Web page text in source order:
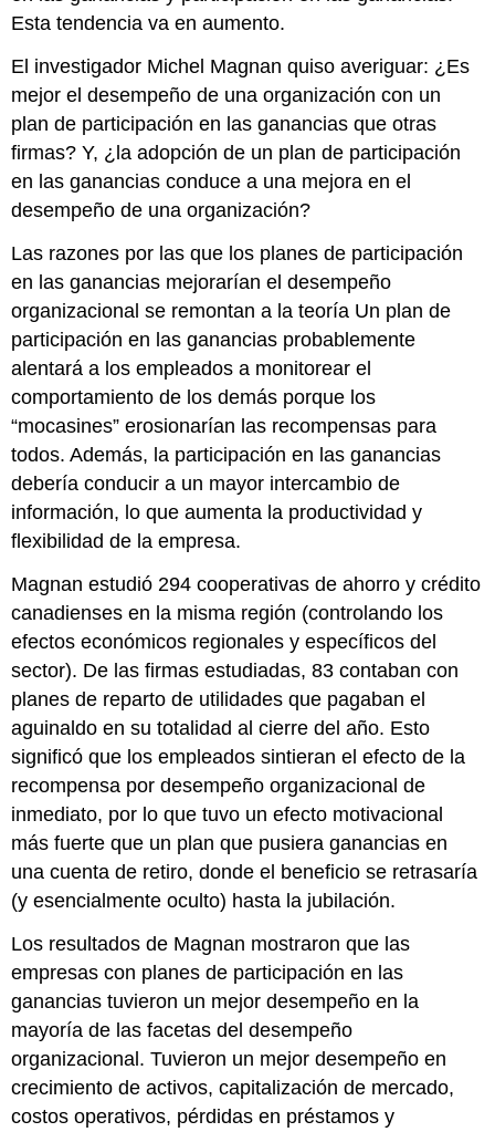
Esta tendencia va en aumento.
El investigador Michel Magnan quiso averiguar: ¿Es
mejor el desempeño de una organización con un
plan de participación en las ganancias que otras
firmas? Y, ¿la adopción de un plan de participación
en las ganancias conduce a una mejora en el
desempeño de una organización?
Las razones por las que los planes de participación
en las ganancias mejorarían el desempeño
organizacional se remontan a la teoría Un plan de
participación en las ganancias probablemente
alentará a los empleados a monitorear el
comportamiento de los demás porque los
“mocasines” erosionarían las recompensas para
todos. Además, la participación en las ganancias
debería conducir a un mayor intercambio de
información, lo que aumenta la productividad y
flexibilidad de la empresa.
Magnan estudió 294 cooperativas de ahorro y crédito
canadienses en la misma región (controlando los
efectos económicos regionales y específicos del
sector). De las firmas estudiadas, 83 contaban con
planes de reparto de utilidades que pagaban el
aguinaldo en su totalidad al cierre del año. Esto
significó que los empleados sintieran el efecto de la
recompensa por desempeño organizacional de
inmediato, por lo que tuvo un efecto motivacional
más fuerte que un plan que pusiera ganancias en
una cuenta de retiro, donde el beneficio se retrasaría
(y esencialmente oculto) hasta la jubilación.
Los resultados de Magnan mostraron que las
empresas con planes de participación en las
ganancias tuvieron un mejor desempeño en la
mayoría de las facetas del desempeño
organizacional. Tuvieron un mejor desempeño en
crecimiento de activos, capitalización de mercado,
costos operativos, pérdidas en préstamos y